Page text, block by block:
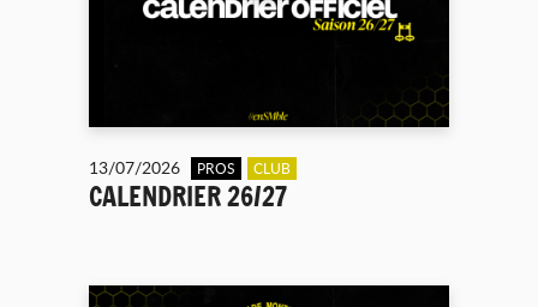
13/07/2026 PROS CLUB
CALENDRIER 26/27